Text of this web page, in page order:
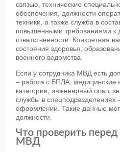
связью, технические
обеспечения, должности
техники, а также служба в
повышенными требованиями к
ответственности. Конкретная
состояния здоровья,
военного ведомства.
Если у сотрудника МВД есть
– работа с БПЛА, медицинские
категории, инженерный опыт,
службы в спецподразделениях
оформлении. Такие данные
должности.
Что проверить
МВД